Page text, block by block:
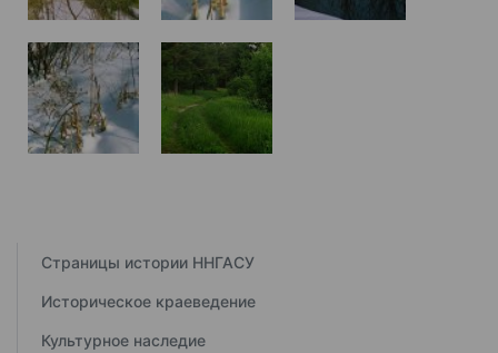
Страницы истории ННГАСУ
Историческое краеведение
Культурное наследие